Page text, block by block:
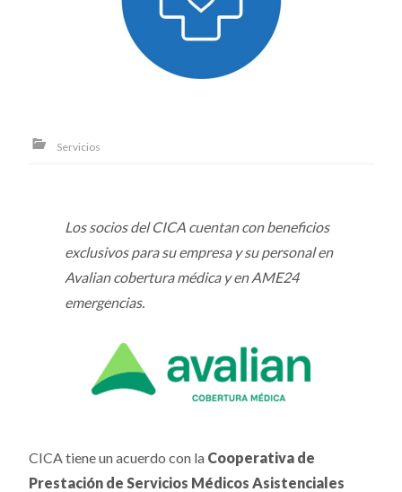
Servicios
Los socios del CICA cuentan con beneficios
exclusivos para su empresa y su personal en
Avalian cobertura médica y en AME24
emergencias.
CICA tiene un acuerdo con la Cooperativa de
Prestación de Servicios Médicos Asistenciales